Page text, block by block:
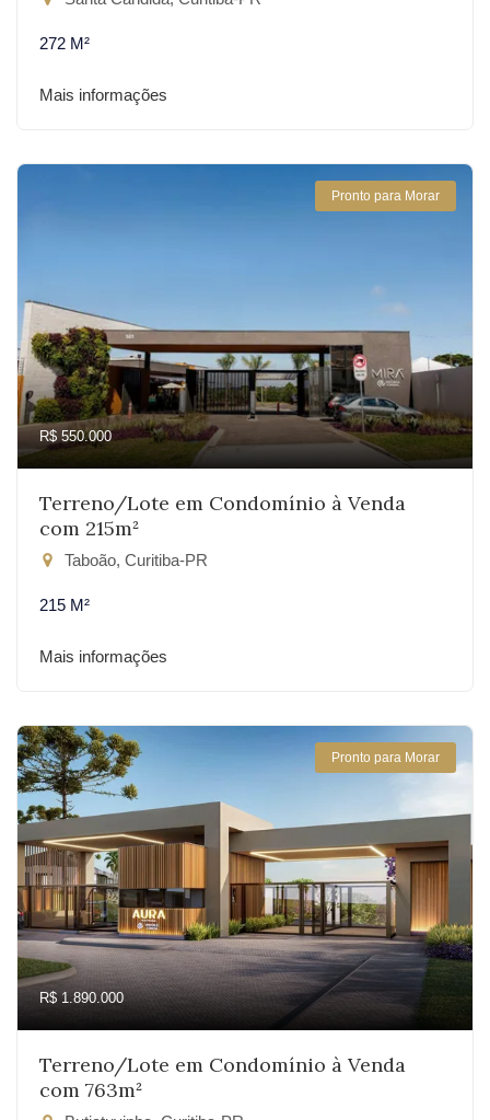
272 M²
Mais informações
Pronto para Morar
R$ 550.000
Terreno/Lote em Condomínio à Venda
com 215m²
Taboão, Curitiba-PR
215 M²
Mais informações
Pronto para Morar
R$ 1.890.000
Terreno/Lote em Condomínio à Venda
com 763m²